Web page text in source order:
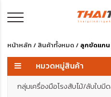
หน้าหลัก / สินค้าทั้งหมด / ลูกขัดแกน
หมวดหมู่สินค้า
กลุ่มเครื่องมือโรงสับไม้/ลับใบมี